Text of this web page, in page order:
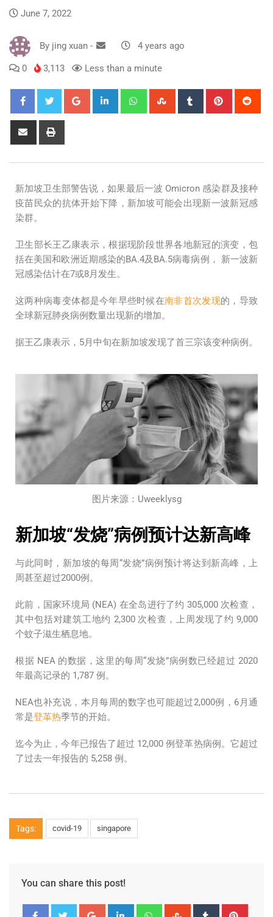
June 7, 2022
By jing xuan - 4 years ago
0 3,113 Less than a minute
新加坡卫生部警告说，如果最后一波 Omicron 感染群及接种
疫苗民众的抗体开始下降，新加坡可能会出现新一波新冠感
染群。
卫生部长王乙康表示，根据现阶段世界各地新冠的演变，包
括在美国和欧洲近期感染的BA.4及BA.5病毒病例， 新一波新
冠感染估计在7或8月发生。
这两种病毒变体都是今年早些时候在南非首次发现的，导致
全球新冠肺炎病例数量出现新的增加。
据王乙康表示，5月中旬在新加坡发现了首三宗该变种病例。
图片来源：Uweeklysg
新加坡“发烧”病例预计达新高峰
与此同时，新加坡的每周“发烧”病例预计将达到新高峰，上
周甚至超过2000例。
此前，国家环境局 (NEA) 在全岛进行了约 305,000 次检查，
其中包括对建筑工地约 2,300 次检查，上周发现了约 9,000
个蚊子滋生栖息地。
根据 NEA 的数据，这里的每周“发烧”病例数已经超过 2020
年最高记录的 1,787 例。
NEA也补充说，本月每周的数字也可能超过2,000例，6月通
常是登革热季节的开始。
迄今为止，今年已报告了超过 12,000 例登革热病例。它超过
了过去一年报告的 5,258 例。
Tags: covid-19 singapore
You can share this post!